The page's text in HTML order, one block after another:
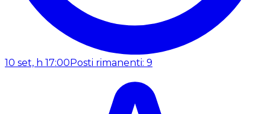
10 set, h 17:00Posti rimanenti: 9